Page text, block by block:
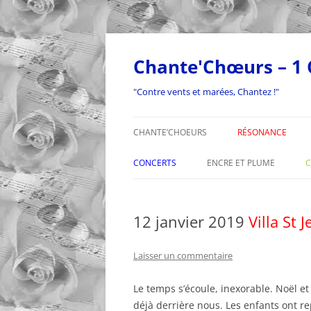
Aller
contenu
Chante'Chœurs – 1
"Contre vents et marées, Chantez !"
CHANTE’CHOEURS
LE CHEF DE CHOEUR LES
ECHOS DES CHORALES NOS
RÉSONANCE
ECHOS DE
LE BUREAU R.
CONCERTS
CALENDRIER DES CONCERTS
VALLON
ENCRE ET PLUME
12 janvier 2019 Villa St
Laisser un commentaire
Le temps s’écoule, inexorable. Noël
déjà derrière nous. Les enfants ont